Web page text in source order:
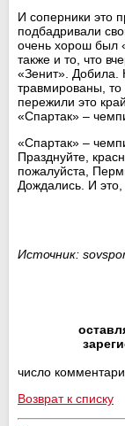
И соперники это
подбадривали
очень хорош был
также и то, что
«Зенит». Добила.
травмированы,
пережили это
«Спартак» –
«Спартак» –
Празднуйте,
пожалуйста,
Дождались. И это,
Источник:
число
Возврат к списку